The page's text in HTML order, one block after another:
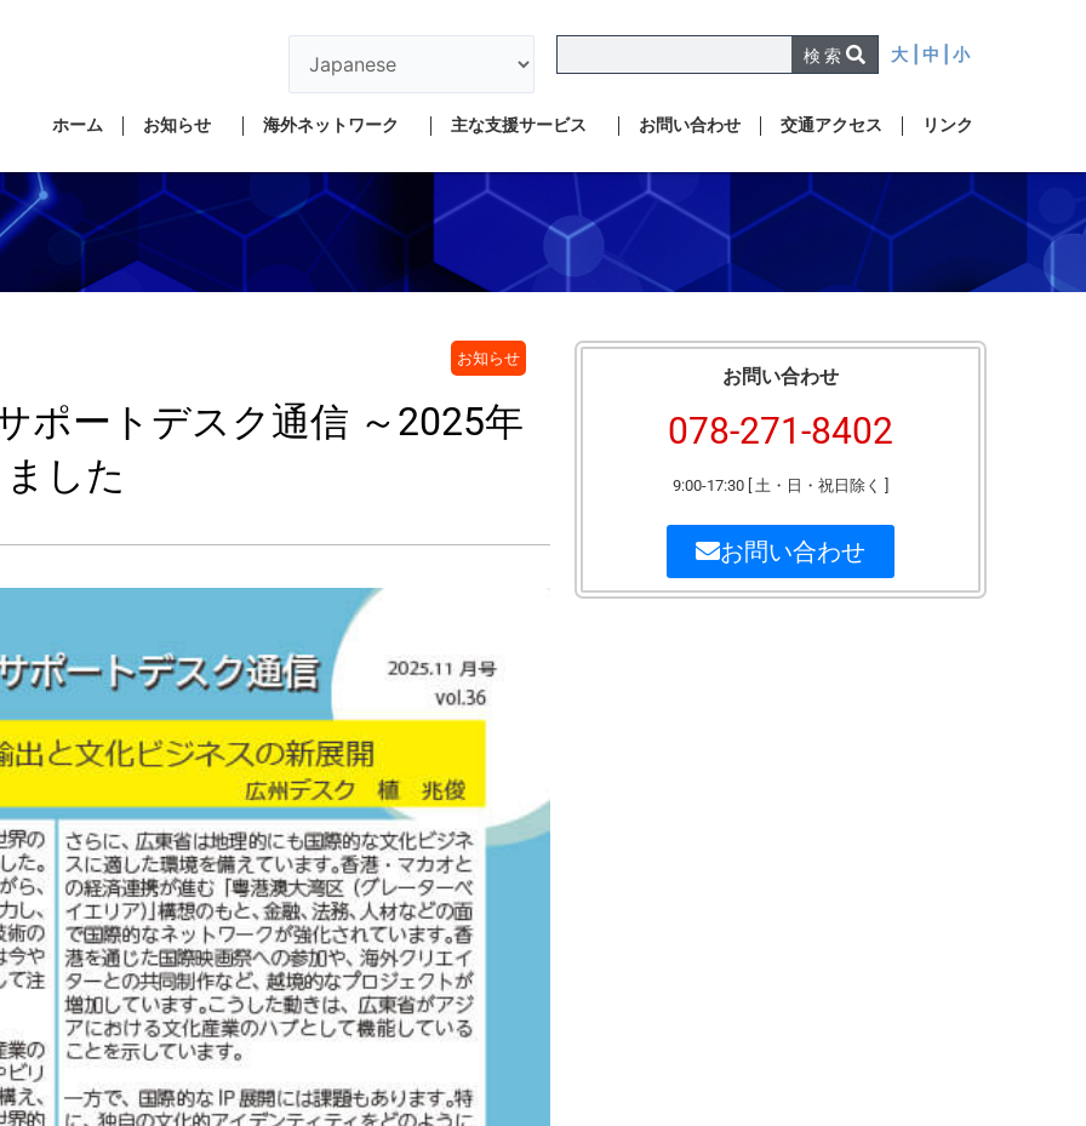
検 索 大 | 中 |小
ホーム お知らせ 海外ネットワーク 主な支援サービス お問い合わせ 交通アクセス リンク
お知らせ
ポートデスク通信 ～2025年
した
お問い合わせ
078-271-8402
9:00-17:30 [ 土・日・祝日除く ]
お問い合わせ